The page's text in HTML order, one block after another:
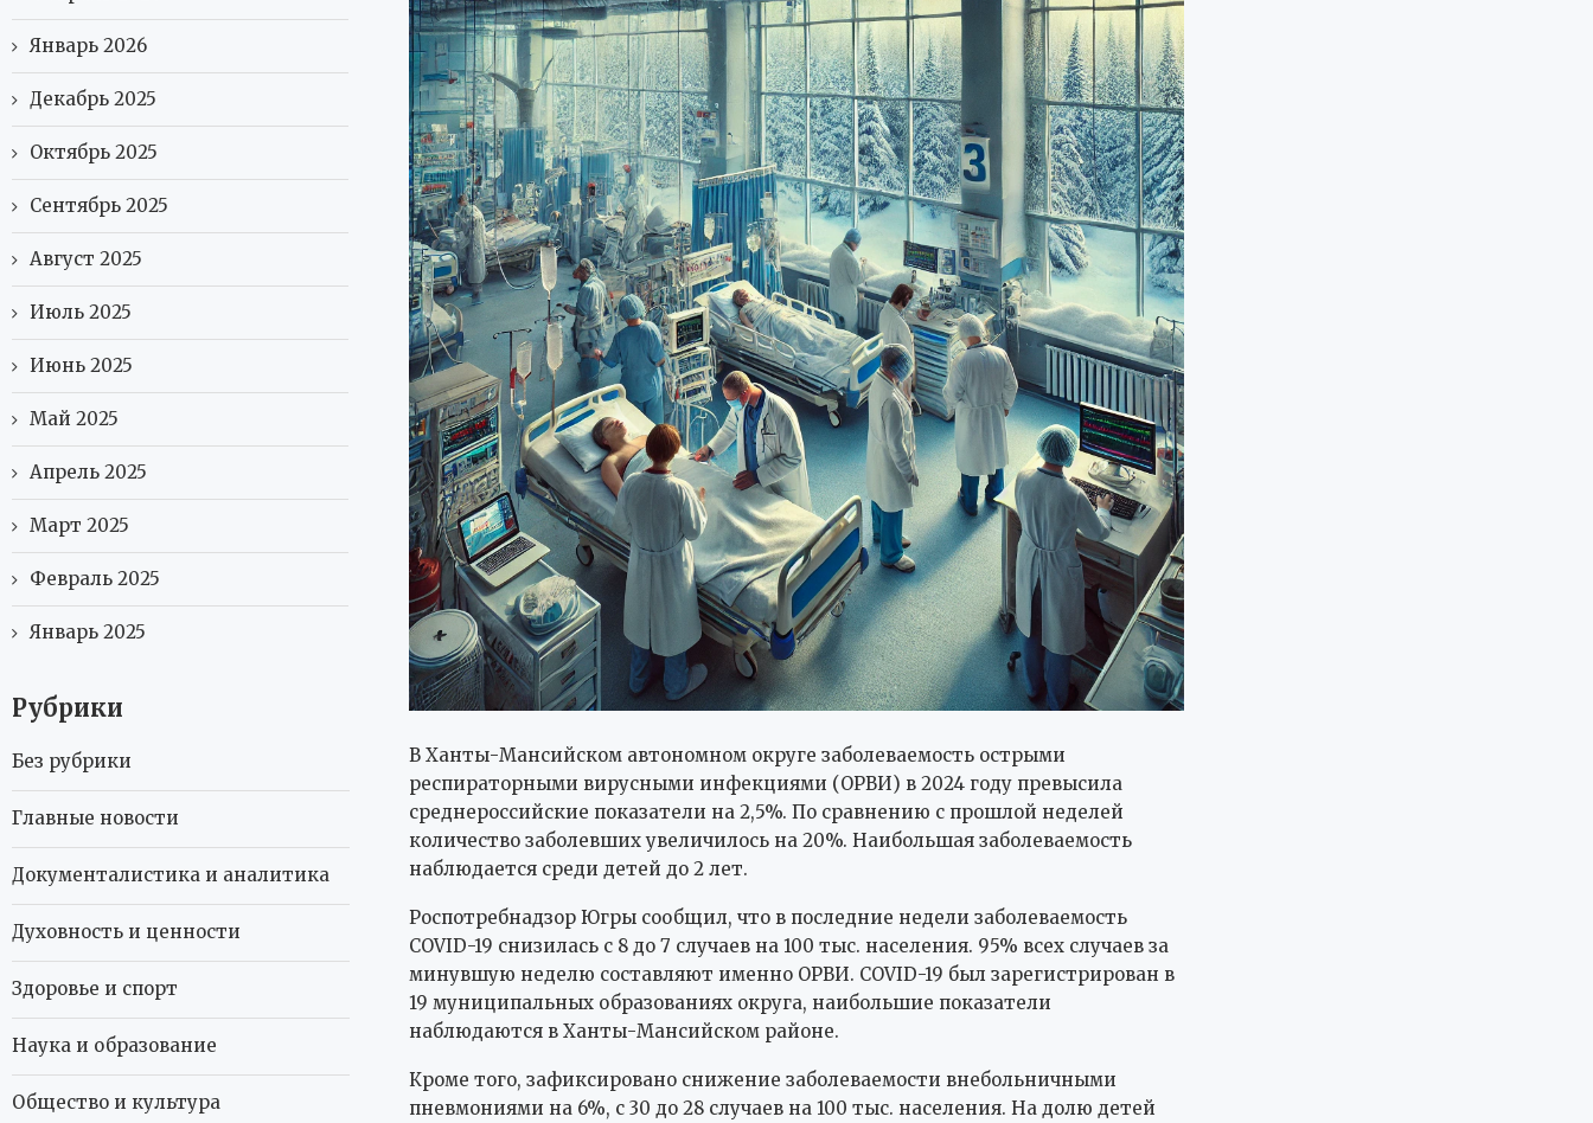
В Ханты-Мансийском автономном округе заболеваемость острыми
респираторными вирусными инфекциями (ОРВИ) в 2024 году превысила
среднероссийские показатели на 2,5%. По сравнению с прошлой неделей
количество заболевших увеличилось на 20%. Наибольшая заболеваемость
наблюдается среди детей до 2 лет.
Роспотребнадзор Югры сообщил, что в последние недели заболеваемость
COVID-19 снизилась с 8 до 7 случаев на 100 тыс. населения. 95% всех случаев за
минувшую неделю составляют именно ОРВИ. COVID-19 был зарегистрирован в
19 муниципальных образованиях округа, наибольшие показатели
наблюдаются в Ханты-Мансийском районе.
Кроме того, зафиксировано снижение заболеваемости внебольничными
пневмониями на 6%, с 30 до 28 случаев на 100 тыс. населения. На долю детей
Январь 2026
Декабрь 2025
Октябрь 2025
Сентябрь 2025
Август 2025
Июль 2025
Июнь 2025
Май 2025
Апрель 2025
Март 2025
Февраль 2025
Январь 2025
Рубрики
Без рубрики
Главные новости
Документалистика и аналитика
Духовность и ценности
Здоровье и спорт
Наука и образование
Общество и культура